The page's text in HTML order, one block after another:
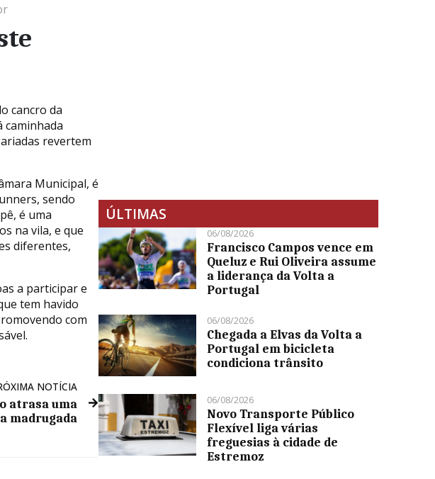
cancro da
caminhada
revertem
Municipal, é
sendo
é uma
na vila, e que
diferentes,
a participar e
tem havido
com
NOTÍCIA
atrasa uma
madrugada
ÚLTIMAS
06/08/2026
Francisco Campos vence em
Queluz e Rui Oliveira assume
a liderança da Volta a
Portugal
06/08/2026
Chegada a Elvas da Volta a
Portugal em bicicleta
condiciona trânsito
06/08/2026
Novo Transporte Público
Flexível liga várias
freguesias à cidade de
Estremoz